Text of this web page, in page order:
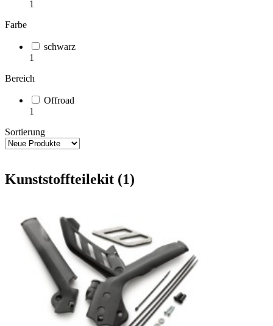
1
Farbe
schwarz
1
Bereich
Offroad
1
Sortierung
Kunststoffteilekit (1)